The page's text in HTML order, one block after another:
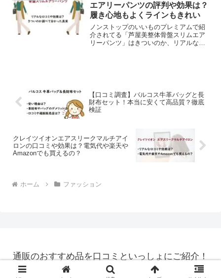
エアリーパンツの評判や効果は？
履き心地もよくラインもきれい
ノンストップのいいものプレミアムで紹
介されてる「芦屋美整体骨盤スリムエア
リーパンツ」はきついのか、リアルな口
【口コミ調査】バルコス牛革バッグと長
財布セット！本当に安くて高品質？徹底
検証
クレイツイオンエアスリークマルチアイ
ロンの口コミや効果は？電気代や楽天や
Amazonでも買えるの？
ホーム ファッション
通販のおすすめ品を口コミといっしょにご紹介！
© 2019 通販のおすすめ品を口コミといっしょにご紹介！.